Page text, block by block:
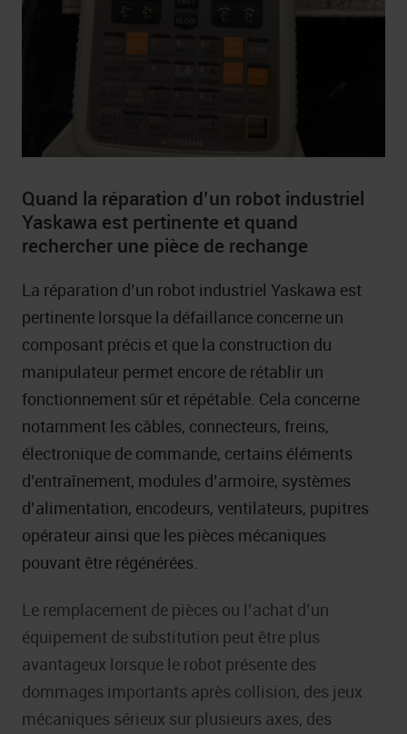
Quand la réparation d’un robot industriel
Yaskawa est pertinente et quand
rechercher une pièce de rechange
La réparation d’un robot industriel Yaskawa est
pertinente lorsque la défaillance concerne un
composant précis et que la construction du
manipulateur permet encore de rétablir un
fonctionnement sûr et répétable. Cela concerne
notamment les câbles, connecteurs, freins,
électronique de commande, certains éléments
d’entraînement, modules d’armoire, systèmes
d’alimentation, encodeurs, ventilateurs, pupitres
opérateur ainsi que les pièces mécaniques
pouvant être régénérées.
Le remplacement de pièces ou l’achat d’un
équipement de substitution peut être plus
avantageux lorsque le robot présente des
dommages importants après collision, des jeux
mécaniques sérieux sur plusieurs axes, des